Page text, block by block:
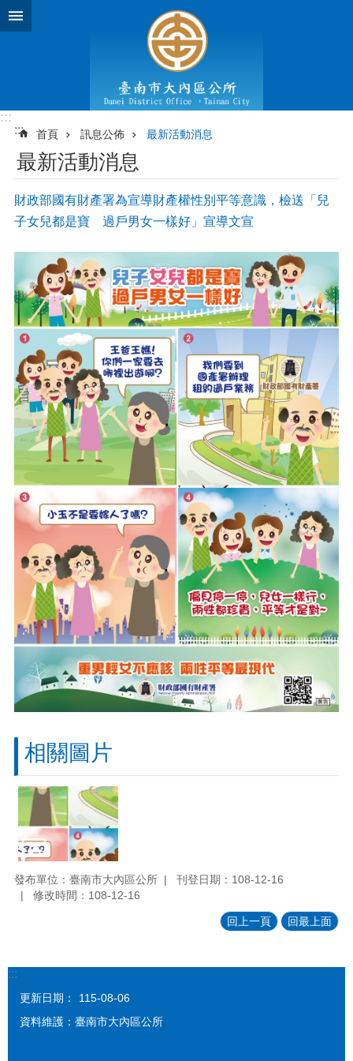
跳到主要內容區塊
:::
:::
首頁 訊息公佈 最新活動消息
最新活動消息
財政部國有財產署為宣導財產權性別平等意識，檢送「兒
子女兒都是寶 過戶男女一樣好」宣導文宣
相關圖片
發布單位：臺南市大內區公所
刊登日期：108-12-16
修改時間：108-12-16
回上一頁 回最上面
:::
更新日期：
115-08-06
資料維護：臺南市大內區公所